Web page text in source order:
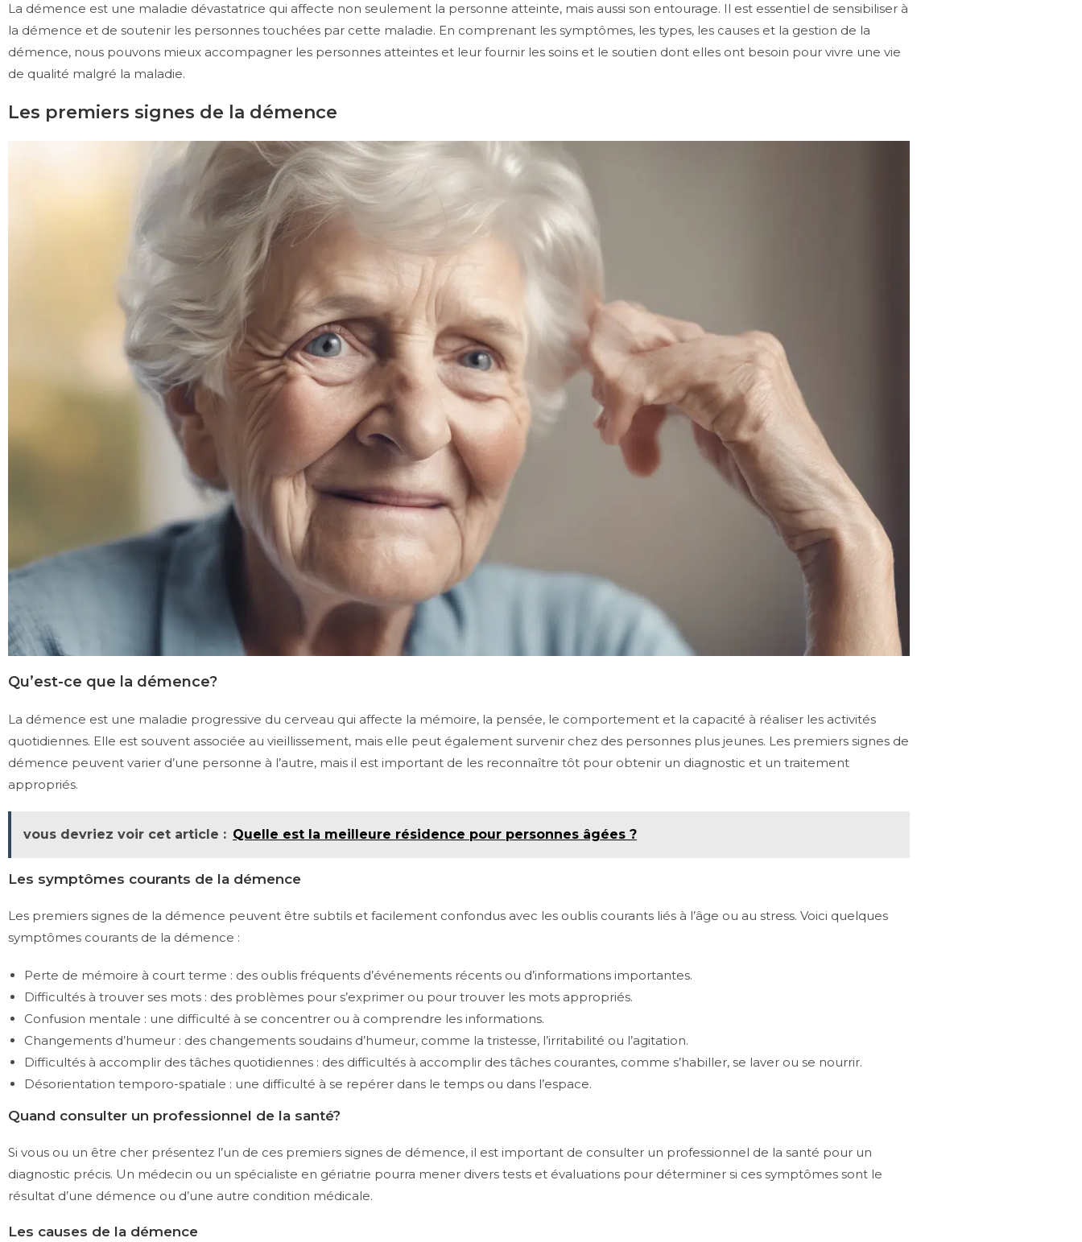
La démence est une maladie dévastatrice qui affecte non seulement la personne atteinte, mais aussi son entourage. Il est essentiel de sensibiliser à
la démence et de soutenir les personnes touchées par cette maladie. En comprenant les symptômes, les types, les causes et la gestion de la
démence, nous pouvons mieux accompagner les personnes atteintes et leur fournir les soins et le soutien dont elles ont besoin pour vivre une vie
de qualité malgré la maladie.
Les premiers signes de la démence
Qu’est-ce que la démence?
La démence est une maladie progressive du cerveau qui affecte la mémoire, la pensée, le comportement et la capacité à réaliser les activités
quotidiennes. Elle est souvent associée au vieillissement, mais elle peut également survenir chez des personnes plus jeunes. Les premiers signes de
démence peuvent varier d’une personne à l’autre, mais il est important de les reconnaître tôt pour obtenir un diagnostic et un traitement
appropriés.
vous devriez voir cet article : Quelle est la meilleure résidence pour personnes âgées ?
Les symptômes courants de la démence
Les premiers signes de la démence peuvent être subtils et facilement confondus avec les oublis courants liés à l’âge ou au stress. Voici quelques
symptômes courants de la démence :
Perte de mémoire à court terme : des oublis fréquents d’événements récents ou d’informations importantes.
Difficultés à trouver ses mots : des problèmes pour s’exprimer ou pour trouver les mots appropriés.
Confusion mentale : une difficulté à se concentrer ou à comprendre les informations.
Changements d’humeur : des changements soudains d’humeur, comme la tristesse, l’irritabilité ou l’agitation.
Difficultés à accomplir des tâches quotidiennes : des difficultés à accomplir des tâches courantes, comme s’habiller, se laver ou se nourrir.
Désorientation temporo-spatiale : une difficulté à se repérer dans le temps ou dans l’espace.
Quand consulter un professionnel de la santé?
Si vous ou un être cher présentez l’un de ces premiers signes de démence, il est important de consulter un professionnel de la santé pour un
diagnostic précis. Un médecin ou un spécialiste en gériatrie pourra mener divers tests et évaluations pour déterminer si ces symptômes sont le
résultat d’une démence ou d’une autre condition médicale.
Les causes de la démence